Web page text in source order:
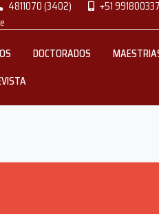
4811070 (3402)
+51 991800337
DOCTORADOS